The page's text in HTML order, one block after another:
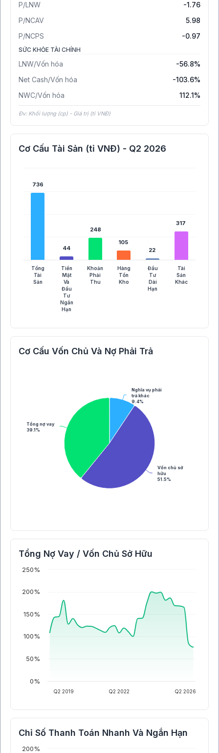
P/LNW
-1.76
P/NCAV
5.98
P/NCPS
-0.97
SỨC KHỎE TÀI CHÍNH
LNW/Vốn hóa
-56.8%
Net Cash/Vốn hóa
-103.6%
NWC/Vốn hóa
112.1%
Đv: Khối lượng (cp) - Giá trị (tỉ VNĐ)
Cơ Cấu Tài Sản (tỉ VNĐ) - Q2 2026
736
736
44
44
248
248
105
105
22
22
317
317
Tổng
Tài
Sản
Tiền
Mặt
Và
Đầu
Tư
Ngắn
Hạn
Khoản
Phải
Thu
Hàng
Tồn
Kho
Đầu
Tư
Dài
Hạn
Tài
Sản
Khác
Cơ Cấu Vốn Chủ Và Nợ Phải Trả
Nghĩa vụ phải
trả khác
9.4%
Vốn chủ sở
hữu
51.5%
Tổng nợ vay
39.1%
Tổng Nợ Vay / Vốn Chủ Sở Hữu
Q2 2019 Q2 2022 Q2 2026
0%
50%
100%
150%
200%
250%
Chỉ Số Thanh Toán Nhanh Và Ngắn Hạn
200%